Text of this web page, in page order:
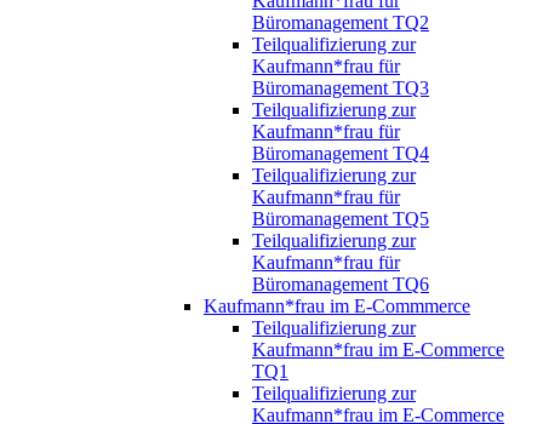
Büromanagement TQ2
Teilqualifizierung zur
Kaufmann*frau für
Büromanagement TQ3
Teilqualifizierung zur
Kaufmann*frau für
Büromanagement TQ4
Teilqualifizierung zur
Kaufmann*frau für
Büromanagement TQ5
Teilqualifizierung zur
Kaufmann*frau für
Büromanagement TQ6
Kaufmann*frau im E-Commmerce
Teilqualifizierung zur
Kaufmann*frau im E-Commerce
TQ1
Teilqualifizierung zur
Kaufmann*frau im E-Commerce